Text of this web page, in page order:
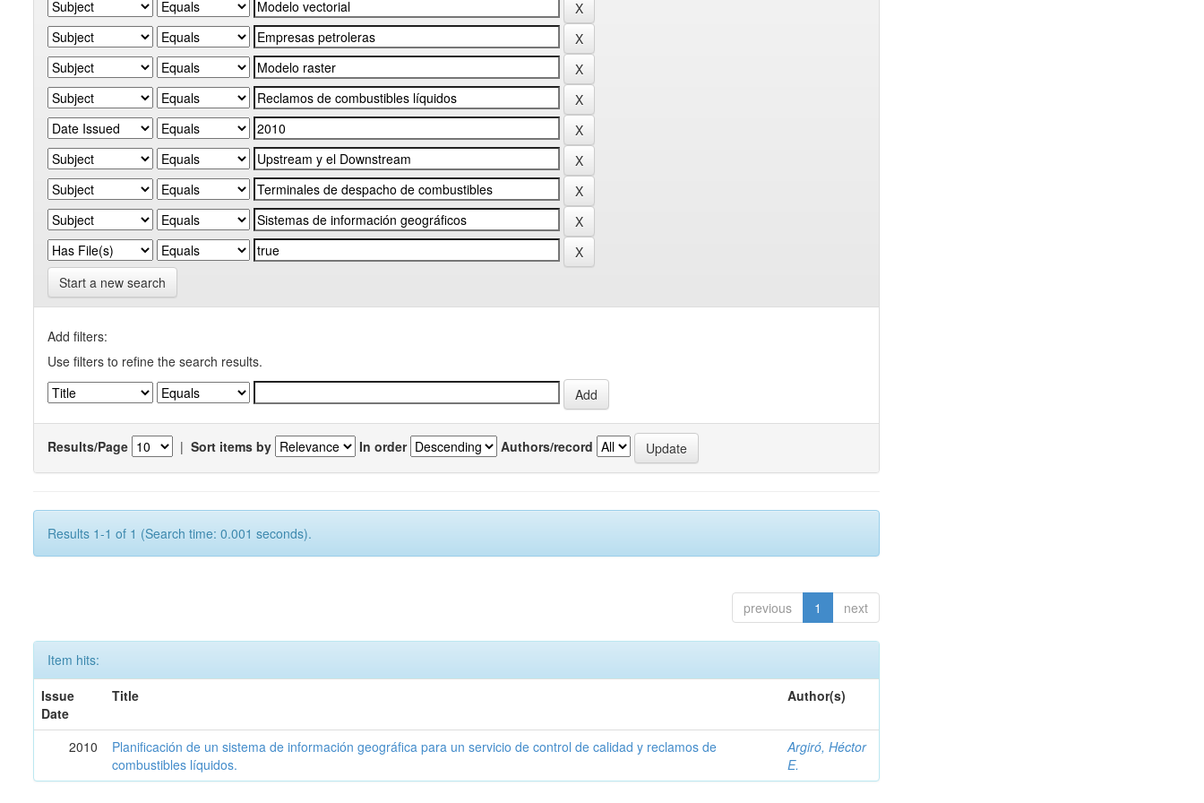
Start a new search
Add filters:
Use filters to refine the search results.
Results/Page | Sort items by In order Authors/record
Results 1-1 of 1 (Search time: 0.001 seconds).
previous 1 next
Item hits:
Issue
Date
Title Author(s)
2010
Planificación de un sistema de información geográfica para un servicio de control de calidad y reclamos de
combustibles líquidos.
Argiró, Héctor
E.